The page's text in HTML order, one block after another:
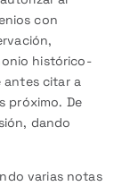
con
histórico-
antes citar a
próximo. De
dando
varias notas